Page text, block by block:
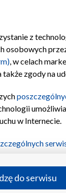
z
, w celach
zgody na
w Internecie.
informacji
do serwisu